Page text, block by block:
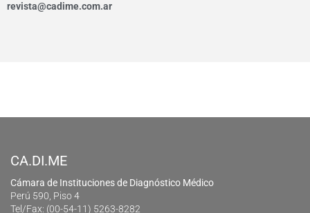
revista@cadime.com.ar
CA.DI.ME
Cámara de Instituciones de Diagnóstico Médico
Perú 590, Piso 4
Tel/Fax: (00-54-11) 5263-8282